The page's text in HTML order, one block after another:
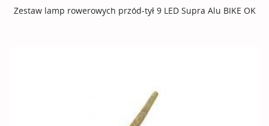
Zestaw lamp rowerowych przód-tył 9 LED Supra Alu BIKE OK